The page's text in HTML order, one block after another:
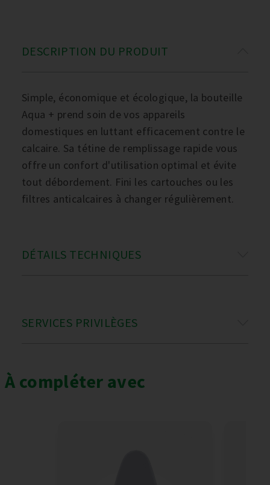
DESCRIPTION DU PRODUIT
Simple, économique et écologique, la bouteille
Aqua + prend soin de vos appareils
domestiques en luttant efficacement contre le
calcaire. Sa tétine de remplissage rapide vous
offre un confort d'utilisation optimal et évite
tout débordement. Fini les cartouches ou les
filtres anticalcaires à changer régulièrement.
DÉTAILS TECHNIQUES
SERVICES PRIVILÈGES
À compléter avec